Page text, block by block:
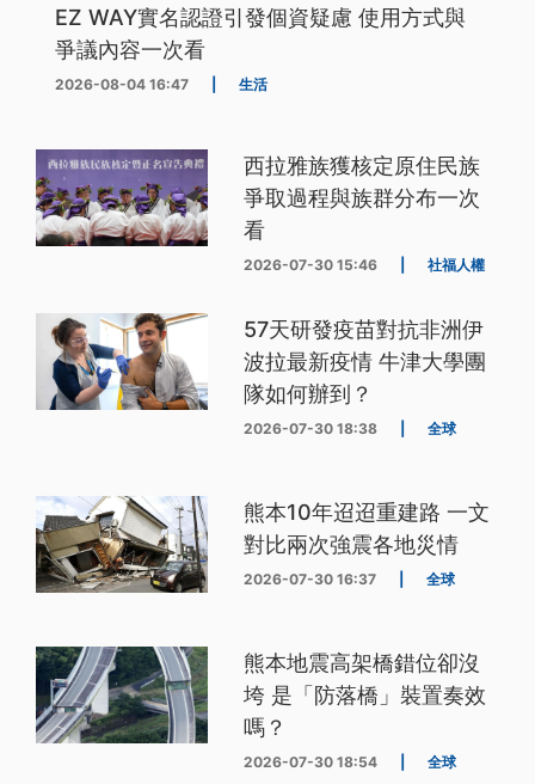
EZ WAY實名認證引發個資疑慮 使用方式與
爭議內容一次看
2026-08-04 16:47 生活
西拉雅族獲核定原住民族
爭取過程與族群分布一次
看
2026-07-30 15:46 社福人權
57天研發疫苗對抗非洲伊
波拉最新疫情 牛津大學團
隊如何辦到？
2026-07-30 18:38 全球
熊本10年迢迢重建路 一文
對比兩次強震各地災情
2026-07-30 16:37 全球
熊本地震高架橋錯位卻沒
垮 是「防落橋」裝置奏效
嗎？
2026-07-30 18:54 全球